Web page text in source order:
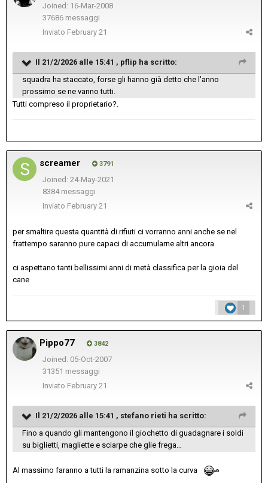
Joined: 16-Mar-2008
37686 messaggi
Inviato February 21
Il 21/2/2026 alle 15:41 , pflip ha scritto:
squadra ha staccato, forse gli hanno già detto che l'anno
prossimo se ne vanno tutti.
Tutti compreso il proprietario?.
screamer 3791
Joined: 24-May-2021
8384 messaggi
Inviato February 21
per smaltire questa quantità di rifiuti ci vorranno anni anche se nel
frattempo saranno pure capaci di accumularne altri ancora
ci aspettano tanti bellissimi anni di metà classifica per la gioia del
cane
1
Pippo77 3842
Joined: 05-Oct-2007
31351 messaggi
Inviato February 21
Il 21/2/2026 alle 15:41 , stefano rieti ha scritto:
Fino a quando gli mantengono il giochetto di guadagnare i soldi
su biglietti, magliette e sciarpe che glie frega…
Al massimo faranno a tutti la ramanzina sotto la curva